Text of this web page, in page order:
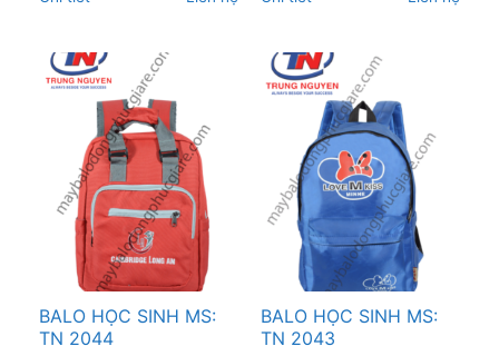
BALO HỌC SINH MS:
TN 2044
BALO HỌC SINH MS:
TN 2043